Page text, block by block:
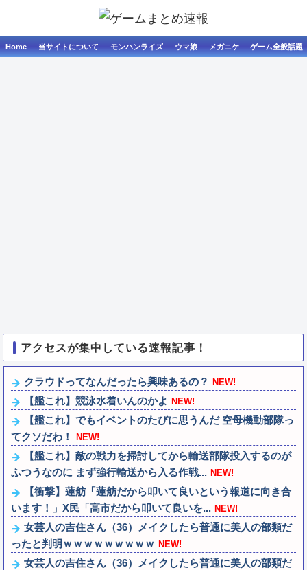
Home 当サイトについて モンハンライズ ウマ娘 メガニケ ゲーム全般話題
アクセスが集中している速報記事！
クラウドってなんだったら興味あるの？ NEW!
【艦これ】競泳水着いんのかよ NEW!
【艦これ】でもイベントのたびに思うんだ 空母機動部隊っ
てクソだわ！
NEW!
【艦これ】敵の戦力を掃討してから輸送部隊投入するのが
ふつうなのに まず強行輸送から入る作戦... NEW!
【衝撃】蓮舫「蓮舫だから叩いて良いという報道に向き合
います！」X民「高市だから叩いて良いを... NEW!
女芸人の吉住さん（36）メイクしたら普通に美人の部類だ
ったと判明ｗｗｗｗｗｗｗｗｗ NEW!
女芸人の吉住さん（36）メイクしたら普通に美人の部類だ